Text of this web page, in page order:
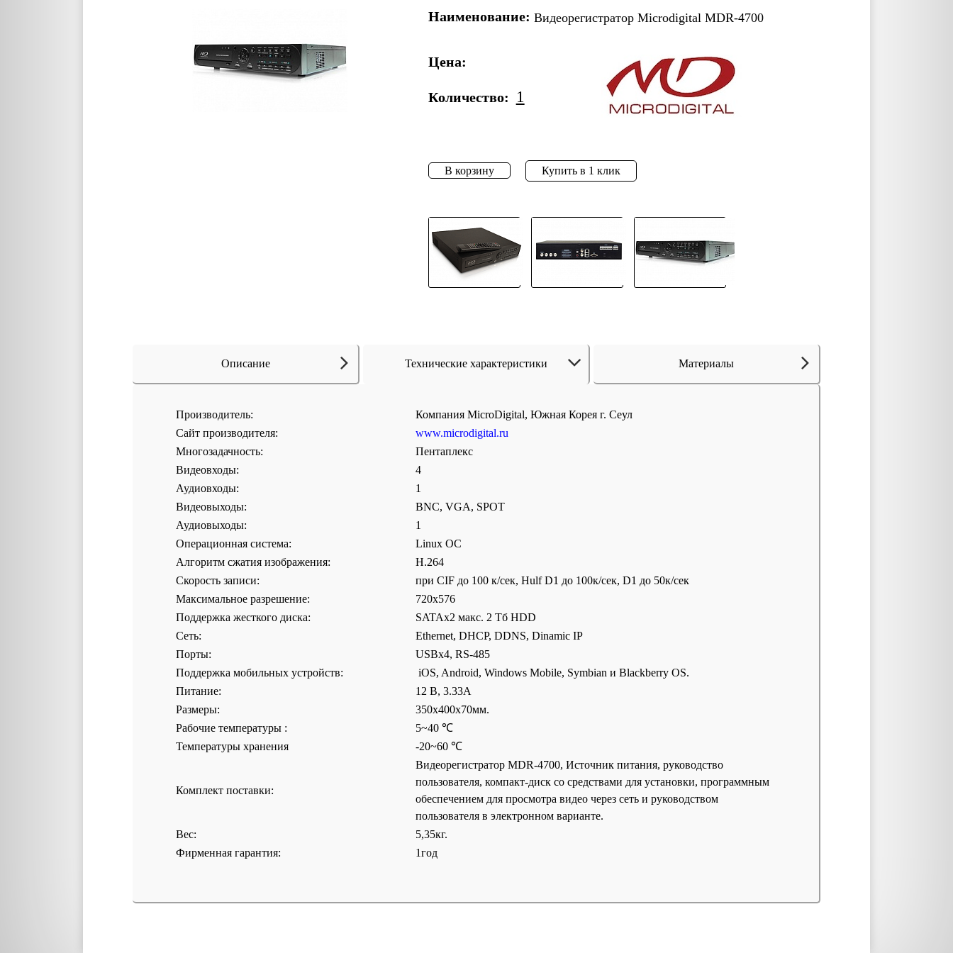
Наименование: Видеорегистратор Microdigital MDR-4700
Цена:
Количество: 1
В корзину Купить в 1 клик
Описание Технические характеристики Материалы
Производитель:
Компания MicroDigital, Южная Корея г. Сеул
Сайт производителя:
www.microdigital.ru
Многозадачность:
Пентаплекс
Видеовходы:
4
Аудиовходы:
1
Видеовыходы:
BNC, VGA, SPOT
Аудиовыходы:
1
Операционная система:
Linux ОС
Алгоритм сжатия изображения:
H.264
Скорость записи:
при CIF до 100 к/сек, Hulf D1 до 100к/сек, D1 до 50к/сек
Максимальное разрешение:
720х576
Поддержка жесткого диска:
SATAх2 макс. 2 Tб HDD
Сеть:
Ethernet, DHCP, DDNS, Dinamic IP
Порты:
USBx4, RS-485
Поддержка мобильных устройств:
iOS, Android, Windows Mobile, Symbian и Blackberry OS.
Питание:
12 В, 3.33А
Размеры:
350х400х70мм.
Рабочие температуры :
5~40 ℃
Температуры хранения
-20~60 ℃
Комплект поставки:
Видеорегистратор MDR-4700, Источник питания, руководство
пользователя, компакт-диск со средствами для установки, программным
обеспечением для просмотра видео через сеть и руководством
пользователя в электронном варианте.
Вес:
5,35кг.
Фирменная гарантия:
1год